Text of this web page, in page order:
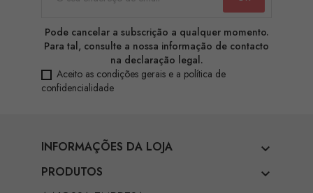
Pode cancelar a subscrição a qualquer momento.
Para tal, consulte a nossa informação de contacto
na declaração legal.
Aceito as condições gerais e a política de
confidencialidade
INFORMAÇÕES DA LOJA 
PRODUTOS 